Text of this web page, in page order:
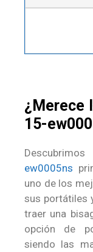
¿Merece
15-
ew0005ns
uno de los
sus portátiles
traer una
opción de
siendo las